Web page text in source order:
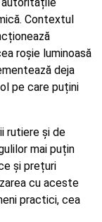
autoritățile
Contextul
roșie luminoasă
deja
pe care puțini
rutiere și de
mai puțin
și prețuri
cu aceste
practici, cea